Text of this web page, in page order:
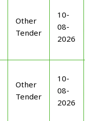
Other
Tender
10-
08-
2026
Other
Tender
10-
08-
2026